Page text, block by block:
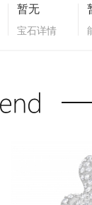
暂无
宝石详情